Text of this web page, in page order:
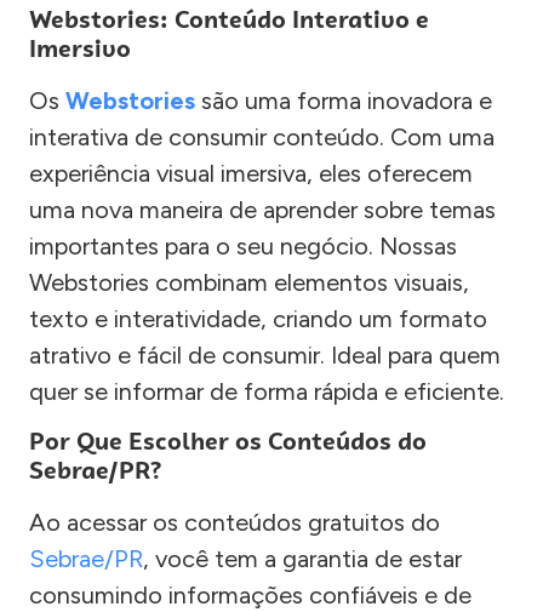
Webstories: Conteúdo Interativo e
Imersivo
Os Webstories são uma forma inovadora e
interativa de consumir conteúdo. Com uma
experiência visual imersiva, eles oferecem
uma nova maneira de aprender sobre temas
importantes para o seu negócio. Nossas
Webstories combinam elementos visuais,
texto e interatividade, criando um formato
atrativo e fácil de consumir. Ideal para quem
quer se informar de forma rápida e eficiente.
Por Que Escolher os Conteúdos do
Sebrae/PR?
Ao acessar os conteúdos gratuitos do
Sebrae/PR, você tem a garantia de estar
consumindo informações confiáveis e de